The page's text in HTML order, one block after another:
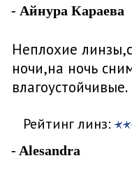
- Айнура Караева
Неплохие
ночи,на ночь
влагоустойчивые.
Рейтинг линз:
- Alesandra